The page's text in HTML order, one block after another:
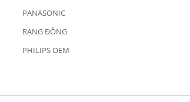
PANASONIC
RẠNG ĐÔNG
PHILIPS OEM